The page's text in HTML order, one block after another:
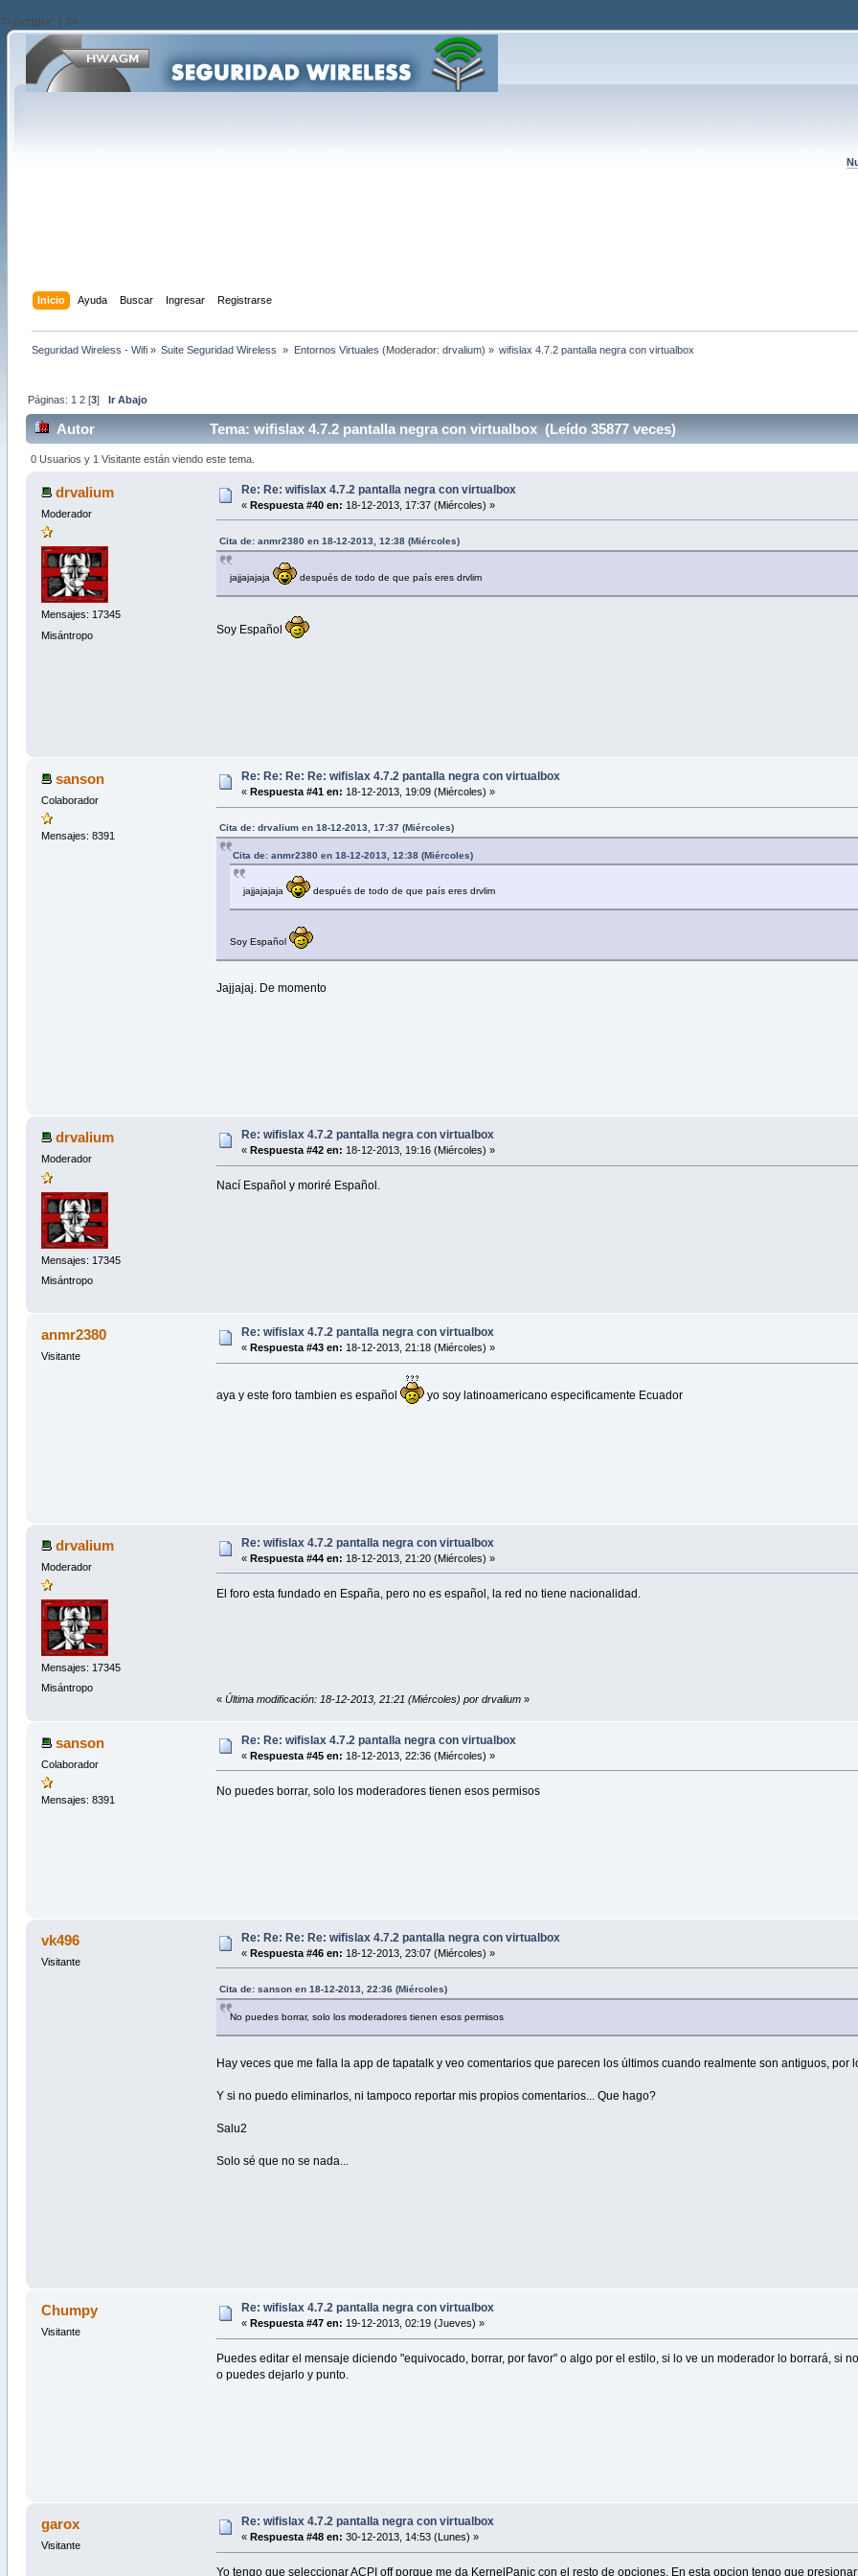
?>/script>'; } ?>
Inicio Ayuda Buscar Ingresar Registrarse
Seguridad Wireless - Wifi» Suite Seguridad Wireless » Entornos Virtuales (Moderador: drvalium) » wifislax 4.7.2 pantalla negra con virtualbox
Páginas: 1 2[3] Ir Abajo
Autor Tema: wifislax 4.7.2 pantalla negra con virtualbox (Leído 35877 veces)
0 Usuarios y 1 Visitante están viendo este tema.
drvalium
Moderador
Mensajes: 17345
Misántropo
Re: Re: wifislax 4.7.2 pantalla negra con virtualbox
« Respuesta #40 en: 18-12-2013, 17:37 (Miércoles) »
Cita de: anmr2380 en 18-12-2013, 12:38 (Miércoles)
jajjajajaja después de todo de que país eres drvlim
Soy Español
sanson
Colaborador
Mensajes: 8391
Re: Re: Re: Re: wifislax 4.7.2 pantalla negra con virtualbox
« Respuesta #41 en: 18-12-2013, 19:09 (Miércoles) »
Cita de: drvalium en 18-12-2013, 17:37 (Miércoles)
Cita de: anmr2380 en 18-12-2013, 12:38 (Miércoles)
jajjajajaja después de todo de que país eres drvlim
Soy Español
Jajjajaj. De momento
drvalium
Moderador
Mensajes: 17345
Misántropo
Re: wifislax 4.7.2 pantalla negra con virtualbox
« Respuesta #42 en: 18-12-2013, 19:16 (Miércoles) »
Nací Español y moriré Español.
anmr2380
Visitante
Re: wifislax 4.7.2 pantalla negra con virtualbox
« Respuesta #43 en: 18-12-2013, 21:18 (Miércoles) »
aya y este foro tambien es español yo soy latinoamericano especificamente Ecuador
drvalium
Moderador
Mensajes: 17345
Misántropo
Re: wifislax 4.7.2 pantalla negra con virtualbox
« Respuesta #44 en: 18-12-2013, 21:20 (Miércoles) »
El foro esta fundado en España, pero no es español, la red no tiene nacionalidad.
«Última modificación: 18-12-2013, 21:21 (Miércoles) por drvalium »
sanson
Colaborador
Mensajes: 8391
Re: Re: wifislax 4.7.2 pantalla negra con virtualbox
« Respuesta #45 en: 18-12-2013, 22:36 (Miércoles) »
No puedes borrar, solo los moderadores tienen esos permisos
vk496
Visitante
Re: Re: Re: Re: wifislax 4.7.2 pantalla negra con virtualbox
« Respuesta #46 en: 18-12-2013, 23:07 (Miércoles) »
Cita de: sanson en 18-12-2013, 22:36 (Miércoles)
No puedes borrar, solo los moderadores tienen esos permisos
Hay veces que me falla la app de tapatalk y veo comentarios que parecen los últimos cuando realmente son antiguos,
Y si no puedo eliminarlos, ni tampoco reportar mis propios comentarios... Que hago?
Salu2
Solo sé que no se nada...
Chumpy
Visitante
Re: wifislax 4.7.2 pantalla negra con virtualbox
« Respuesta #47 en: 19-12-2013, 02:19 (Jueves) »
Puedes editar el mensaje diciendo "equivocado, borrar, por favor" o algo por el estilo, si lo ve un moderador lo borrará, si
o puedes dejarlo y punto.
garox
Visitante
Re: wifislax 4.7.2 pantalla negra con virtualbox
« Respuesta #48 en: 30-12-2013, 14:53 (Lunes) »
Yo tengo que seleccionar ACPI off porque me da KernelPanic con el resto de opciones. En esta opcion tengo que